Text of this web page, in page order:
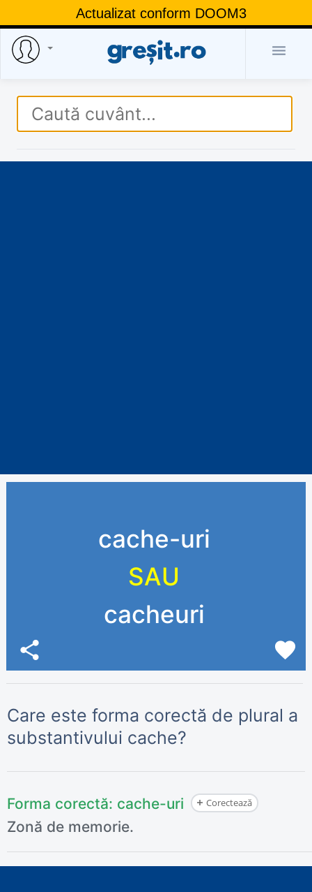
Actualizat conform DOOM3

cache-uri
SAU
cacheuri
share favorite
Care este forma corectă de plural a
substantivului cache?
Forma corectă: cache-uri Corectează
Zonă de memorie.